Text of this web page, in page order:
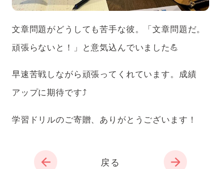
文章問題がどうしても苦手な彼。「文章問題だ。
頑張らないと！」と意気込んでいました💪
早速苦戦しながら頑張ってくれています。成績
アップに期待です⤴
学習ドリルのご寄贈、ありがとうございます！
戻る